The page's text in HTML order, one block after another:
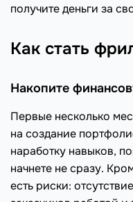
получите деньги за
Как стать
Накопите
Первые несколько
на создание
наработку навыков,
начнете не сразу.
есть риски: